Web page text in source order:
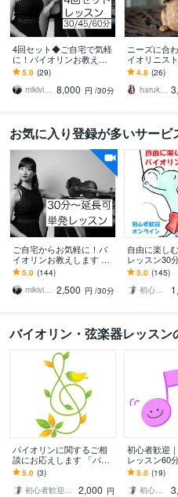
4回セット◆ご自宅で気軽
に！バイオリンお教えし
ます 基礎から音楽的表現
までじっくりと丁寧に、
そして楽しく♪
5.0 (29)
mikiviolin 8,000 円 /30分
ニーズに合
イオリニス
ます 痒いと
くレッスン
ら上級者ま
4.8 (26)
harukaviolin
お気に入り登録が多いサービ
ご自宅からお気軽に！バ
イオリンお教えします 基
礎から音楽的表現までじ
っくりと丁寧に、そして
楽しく♪
5.0 (144)
mikiviolin 2,500 円 /30分
自由に楽し
レッスン30
イオリン楽
う時間をご
5.0 (145)
初心者歓迎｜自由なヴァイオリンレッスン
バイオリン・弦楽器レッスン
バイオリンに関するご相
談にお応えします 「バイ
オリン演奏や指導方法の
感想が欲しいなども大歓
迎！」
5.0 (3)
初心者歓迎｜自由なヴァイオリンレッスン
2,000 円
初心者歓迎
レッスン60
スン＋ご相
たり学びたい
5.0 (19)
初心者歓迎｜自由なヴァイオリンレッスン